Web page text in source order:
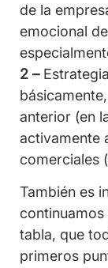
de la
emocional
2 –
anterior (en
activamente
comerciales
También es
continuamos
tabla, que
primeros